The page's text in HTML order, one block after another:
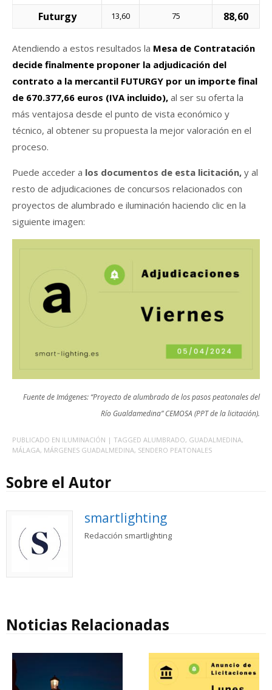
Futurgy
13,60 75 88,60
Atendiendo a estos resultados la Mesa de Contratación
decide finalmente proponer la adjudicación del
contrato a la mercantil FUTURGY por un importe final
de 670.377,66 euros (IVA incluido), al ser su oferta la
más ventajosa desde el punto de vista económico y
técnico, al obtener su propuesta la mejor valoración en el
proceso.
Puede acceder a los documentos de esta licitación, y al
resto de adjudicaciones de concursos relacionados con
proyectos de alumbrado e iluminación haciendo clic en la
siguiente imagen:
Fuente de Imágenes: “Proyecto de alumbrado de los pasos peatonales del
Río Gualdamedina” CEMOSA (PPT de la licitación).
PUBLICADO EN ILUMINACIÓN | TAGGED ALUMBRADO, GUADALMEDINA,
MÁLAGA, MÁRGENES GUADALMEDINA, SENDERO PEATONALES
Sobre el Autor
smartlighting
Redacción smartlighting
Noticias Relacionadas